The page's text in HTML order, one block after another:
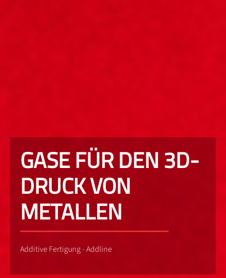
GASE FÜR DEN 3D-
DRUCK VON
METALLEN
Additive Fertigung - Addline